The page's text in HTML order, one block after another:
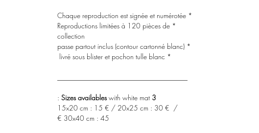
* Chaque reproduction est signée et numérotée
* Reproductions limitées à 120 pièces de
collection
* passe partout inclus (contour cartonné blanc)
* livré sous blister et pochon tulle blanc
3 Sizes availables
with white mat :
15x20 cm : 15 € / 20x25 cm : 30 € /
30x40 cm : 45 €